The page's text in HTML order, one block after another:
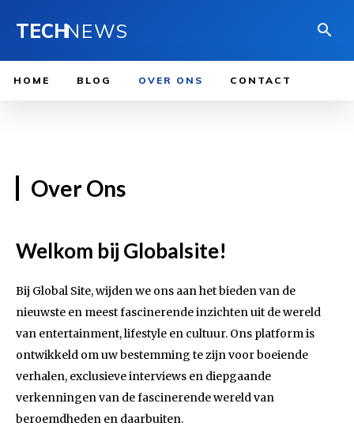
TECHNEWS
HOME BLOG OVER ONS CONTACT
Over Ons
Welkom bij Globalsite!
Bij Global Site, wijden we ons aan het bieden van de
nieuwste en meest fascinerende inzichten uit de wereld
van entertainment, lifestyle en cultuur. Ons platform is
ontwikkeld om uw bestemming te zijn voor boeiende
verhalen, exclusieve interviews en diepgaande
verkenningen van de fascinerende wereld van
beroemdheden en daarbuiten.